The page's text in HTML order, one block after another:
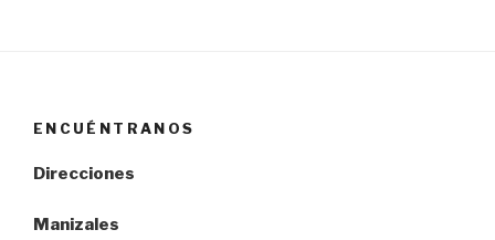
ENCUÉNTRANOS
Direcciones
Manizales